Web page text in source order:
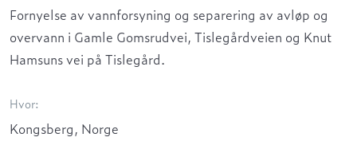
Fornyelse av vannforsyning og separering av avløp og
overvann i Gamle Gomsrudvei, Tislegårdveien og Knut
Hamsuns vei på Tislegård.
Hvor:
Kongsberg, Norge